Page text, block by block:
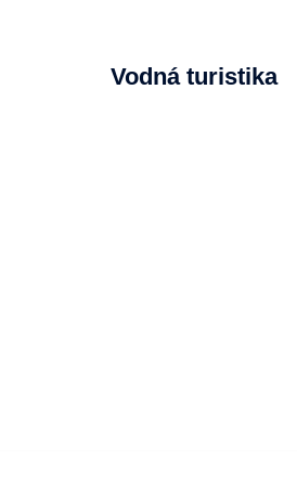
Vodná turistika